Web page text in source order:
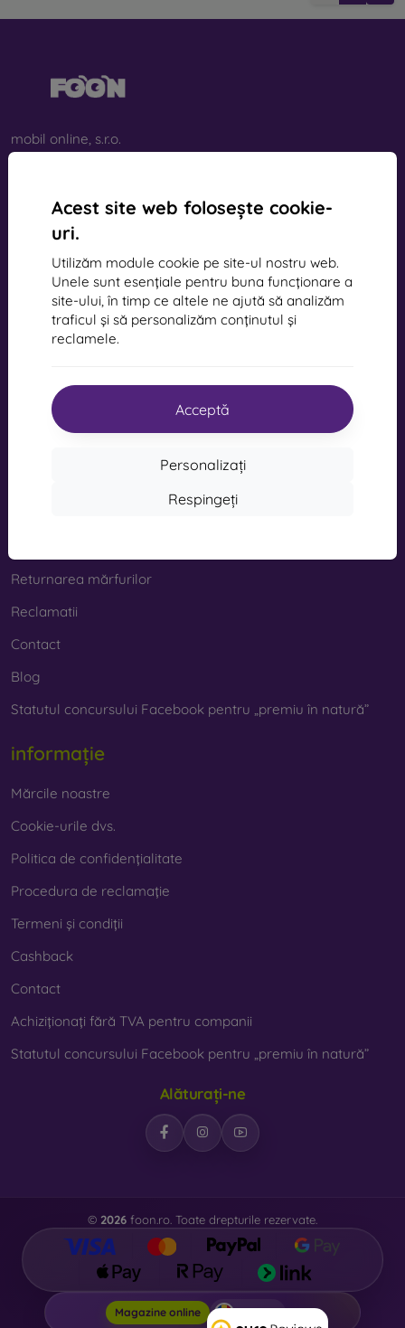
Acest site web folosește cookie-
uri.
Utilizăm module cookie pe site-ul nostru web.
Unele sunt esențiale pentru buna funcționare a
site-ului, în timp ce altele ne ajută să analizăm
traficul și să personalizăm conținutul și
reclamele.
Acceptă
Personalizați
Respingeți
mobil online, s.r.o.
ID:44547722
Contact
info@mobilonline.sk
Scrie-ne
De luni până vineri:
Sâmbătă și duminică:
Deconectat
Returnarea mărfurilor
Reclamatii
Contact
Blog
Statutul concursului Facebook pentru „premiu în natură”
informație
Mărcile noastre
Cookie-urile dvs.
Politica de confidențialitate
Procedura de reclamație
Termeni și condiții
Cashback
Contact
Achiziționați fără TVA pentru companii
Statutul concursului Facebook pentru „premiu în natură”
Alăturați-ne
© 2026 foon.ro. Toate drepturile rezervate.
Magazine online Foon.ro